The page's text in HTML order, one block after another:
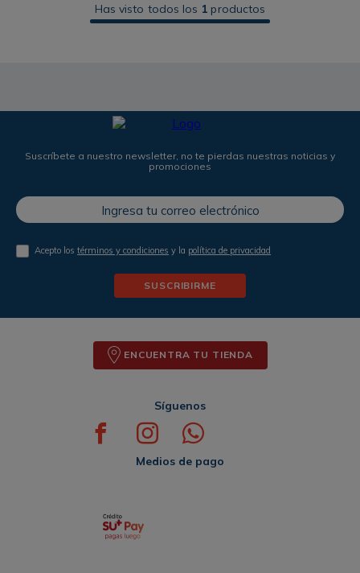
Has visto todos los 1 productos
Suscríbete a nuestro newsletter, no te pierdas nuestras noticias y
promociones
Acepto lostérminos y condiciones y la política de privacidad
SUSCRIBIRME
ENCUENTRA TU TIENDA
Síguenos
Medios de pago